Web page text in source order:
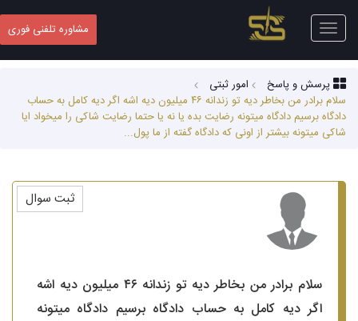
Toggle
navigation
مشاوره تلفنی فوری
پرسش و پاسخ
امور ثبتی
سلام برادر من بخاطر دیه تو زندانه ۴۶ میلیون دیه اشه اگر دیه کامل به حساب
دادگاه برسیم دادگاه میتونه رضایت بده یا نه یا حتما رضایت شاکی را میخواد ایا
شاکی میتونه بیشتر از اونی که دادگاه گفته از ما پول...
سلام برادر من بخاطر دیه تو زندانه ۴۶ میلیون دیه اشه
اگر دیه کامل به حساب دادگاه برسیم دادگاه میتونه
ثبت سوال